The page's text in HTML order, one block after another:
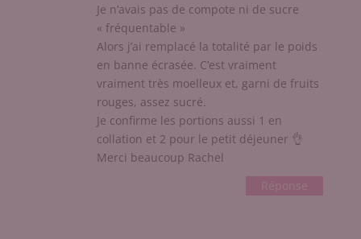
Je n’avais pas de compote ni de sucre
« fréquentable »
Alors j’ai remplacé la totalité par le poids
en banne écrasée. C’est vraiment
vraiment très moelleux et, garni de fruits
rouges, assez sucré.
Je confirme les portions aussi 1 en
collation et 2 pour le petit déjeuner 👌
Merci beaucoup Rachel
Réponse